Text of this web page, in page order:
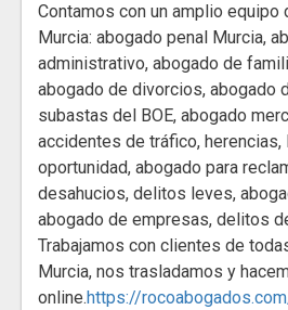
Contamos con un amplio equipo
Murcia: abogado penal Murcia,
administrativo, abogado de
abogado de divorcios, abogado
subastas del BOE, abogado
accidentes de tráfico, herencias,
oportunidad, abogado para
desahucios, delitos leves,
abogado de empresas, delitos
Trabajamos con clientes de
Murcia, nos trasladamos y
online.https://